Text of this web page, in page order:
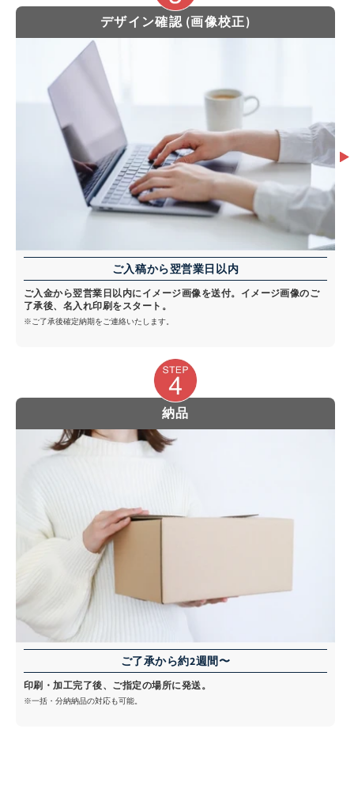
デザイン確認 (画像校正)
ご入稿から翌営業日以内
ご入金から翌営業日以内にイメージ画像を送付。イメージ画像のご
了承後、名入れ印刷をスタート。
※ご了承後確定納期をご連絡いたします。
納品
ご了承から約2週間〜
印刷・加工完了後、ご指定の場所に発送。
※一括・分納納品の対応も可能。